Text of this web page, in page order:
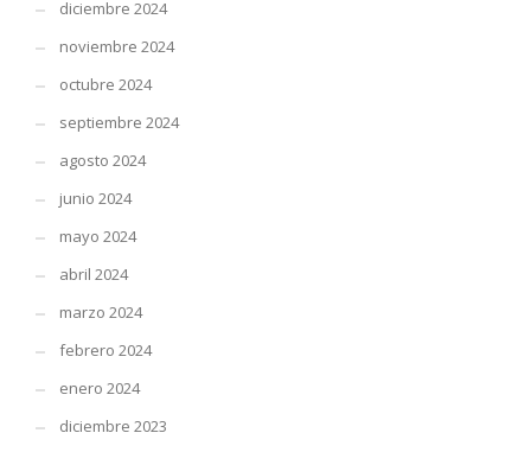
diciembre 2024
noviembre 2024
octubre 2024
septiembre 2024
agosto 2024
junio 2024
mayo 2024
abril 2024
marzo 2024
febrero 2024
enero 2024
diciembre 2023